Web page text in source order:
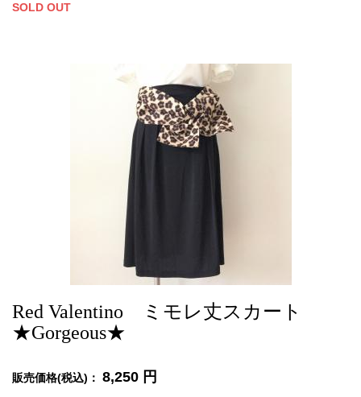
SOLD OUT
Red Valentino ミモレ丈スカート
★Gorgeous★
販売価格(税込)： 8,250 円